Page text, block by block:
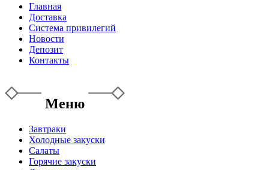
Главная
Доставка
Система привилегий
Новости
Депозит
Контакты
Меню
Завтраки
Холодные закуски
Салаты
Горячие закуски